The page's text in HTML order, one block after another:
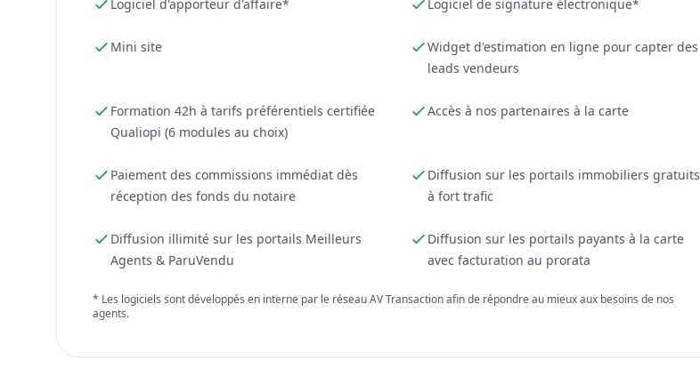
Logiciel d'apporteur d'affaire* Logiciel de signature électronique*
Mini site
Widget d'estimation en ligne pour capter des
leads vendeurs
Formation 42h à tarifs préférentiels certifiée
Qualiopi (6 modules au choix)
Accès à nos partenaires à la carte
Paiement des commissions immédiat dès
réception des fonds du notaire
Diffusion sur les portails immobiliers gratuits
à fort trafic
Diffusion illimité sur les portails Meilleurs
Agents & ParuVendu
Diffusion sur les portails payants à la carte
avec facturation au prorata
* Les logiciels sont développés en interne par le réseau AV Transaction afin de répondre au mieux aux besoins de nos
agents.